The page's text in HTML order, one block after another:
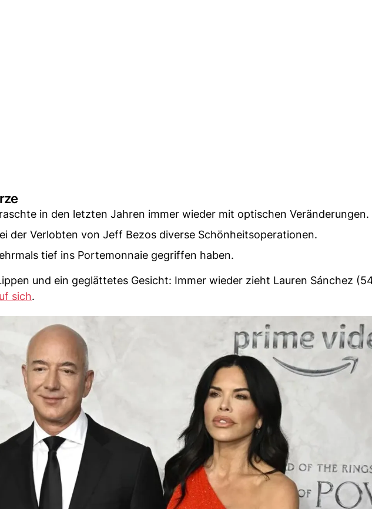
in den letzten Jahren immer wieder mit optischen Veränderungen.
der Verlobten von Jeff Bezos diverse Schönheitsoperationen.
tief ins Portemonnaie gegriffen haben.
und ein geglättetes Gesicht: Immer wieder zieht Lauren Sánchez
sich.